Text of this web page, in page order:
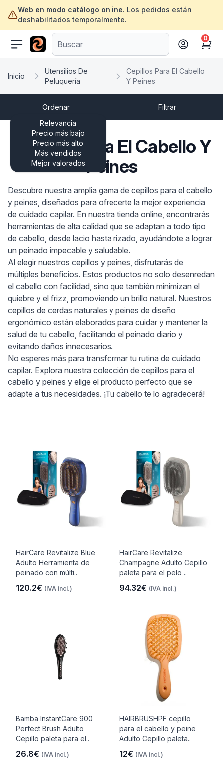
Web en modo catálogo online. Los pedidos están
deshabilitados temporalmente.
ofertasinformatica.com
Cart
0
Inicio
Utensilios De
Peluquería
Cepillos Para El Cabello
Y Peines
Ordenar
Relevancia
Precio más bajo
Precio más alto
Más vendidos
Mejor valorados
Filtrar
Cepillos Para El Cabello Y
Peines
Descubre nuestra amplia gama de cepillos para el cabello
y peines, diseñados para ofrecerte la mejor experiencia
de cuidado capilar. En nuestra tienda online, encontrarás
herramientas de alta calidad que se adaptan a todo tipo
de cabello, desde lacio hasta rizado, ayudándote a lograr
un peinado impecable y saludable.
Al elegir nuestros cepillos y peines, disfrutarás de
múltiples beneficios. Estos productos no solo desenredan
el cabello con facilidad, sino que también minimizan el
quiebre y el frizz, promoviendo un brillo natural. Nuestros
cepillos de cerdas naturales y peines de diseño
ergonómico están elaborados para cuidar y mantener la
salud de tu cabello, facilitando el peinado diario y
evitando daños innecesarios.
No esperes más para transformar tu rutina de cuidado
capilar. Explora nuestra colección de cepillos para el
cabello y peines y elige el producto perfecto que se
adapte a tus necesidades. ¡Tu cabello te lo agradecerá!
HairCare Revitalize Blue
Adulto Herramienta de
peinado con múlti..
120.2€ (IVA incl.)
HairCare Revitalize
Champagne Adulto Cepillo
paleta para el pelo ..
94.32€ (IVA incl.)
Bamba InstantCare 900
Perfect Brush Adulto
Cepillo paleta para el..
26.8€ (IVA incl.)
HAIRBRUSHPF cepillo
para el cabello y peine
Adulto Cepillo paleta..
12€ (IVA incl.)